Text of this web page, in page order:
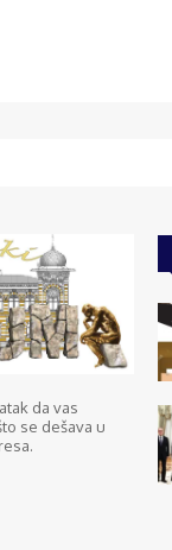
da vas
se dešava u